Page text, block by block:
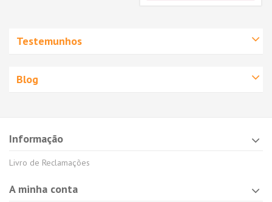
Testemunhos
Blog
Informação
Livro de Reclamações
A minha conta